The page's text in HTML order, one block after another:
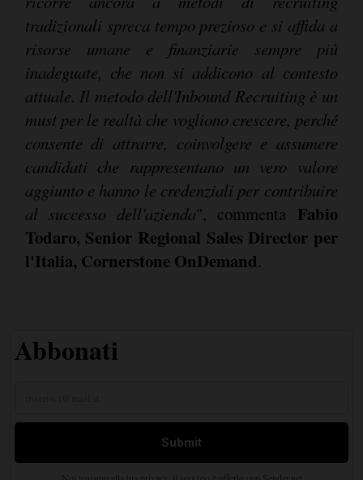
tradizionali spreca tempo prezioso e si affida a
risorse umane e finanziarie sempre più
inadeguate, che non si addicono al contesto
attuale. Il metodo dell'Inbound Recruiting è un
must per le realtà che vogliono crescere, perché
consente di attrarre, coinvolgere e assumere
candidati che rappresentano un vero valore
aggiunto e hanno le credenziali per contribuire
al successo dell'azienda", commenta Fabio
Todaro, Senior Regional Sales Director per
l'Italia, Cornerstone OnDemand.